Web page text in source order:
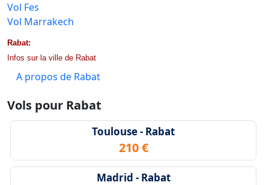
Vol Fes
Vol Marrakech
Rabat:
Infos sur la ville de Rabat
A propos de Rabat
Vols pour Rabat
Toulouse - Rabat
210 €
Madrid - Rabat